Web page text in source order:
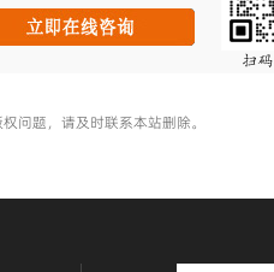
问题，请及时联系本站删除。